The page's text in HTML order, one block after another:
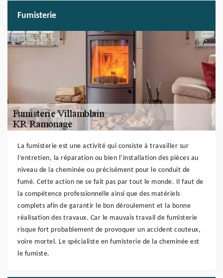
Fumisterie
La fumisterie est une activité qui consiste à travailler sur
l’entretien, la réparation ou bien l’installation des pièces au
niveau de la cheminée ou précisément pour le conduit de
fumé. Cette action ne se fait pas par tout le monde. Il faut de
la compétence professionnelle ainsi que des matériels
complets afin de garantir le bon déroulement et la bonne
réalisation des travaux. Car le mauvais travail de fumisterie
risque fort probablement de provoquer un accident couteux,
voire mortel. Le spécialiste en fumisterie de la cheminée est
le fumiste.